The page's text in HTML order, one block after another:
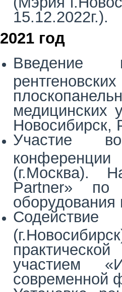
15.12.2022г.).
2021 год
Введение
медицинских
Новосибирск,
Участие во
(г.Москва).
Partner» по
оборудования
участием
современной